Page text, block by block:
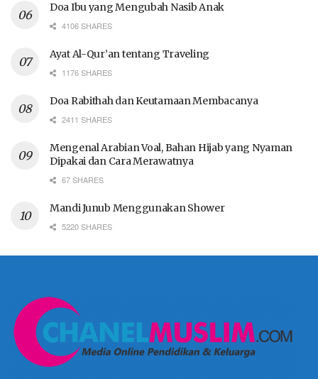
Doa Ibu yang Mengubah Nasib Anak
4106 SHARES
Ayat Al-Qur’an tentang Traveling
1176 SHARES
Doa Rabithah dan Keutamaan Membacanya
2411 SHARES
Mengenal Arabian Voal, Bahan Hijab yang Nyaman
Dipakai dan Cara Merawatnya
67 SHARES
Mandi Junub Menggunakan Shower
5220 SHARES